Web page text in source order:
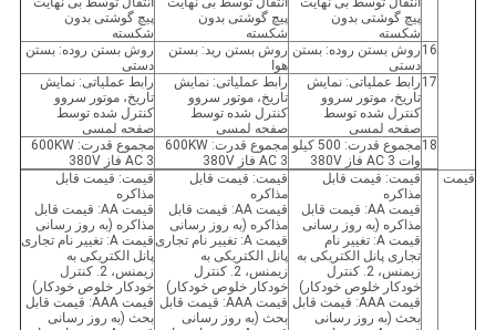
پیچ گوشتی بدون
شکسته
پیچ گوشتی بدون
شکسته
پیچ گوشتی بدون
شکسته
16 روش بستن روده: بستن
دستی
روش بستن رید: بستن
هوا
روش بستن روده: بستن
دستی
17 رابط عملیاتی: نمایش
تاریخ، موتور سروو
کنترل شده توسط
صفحه لمسی
رابط عملیاتی: نمایش
تاریخ، موتور سروو
کنترل شده توسط
صفحه لمسی
رابط عملیاتی: نمایش
تاریخ، موتور سروو
کنترل شده توسط
صفحه لمسی
18
مجموع قدرت: 500 کیلو
وات AC 3 فاز 380V
مجموع قدرت: 600KW
AC 3 فاز 380V
مجموع قدرت: 600KW
AC 3 فاز 380V
قیمت
قیمت: قیمت قابل
مذاکره
قیمت AA: قیمت قابل
مذاکره (به روز رسانی
قیمت A: تغییر نام
تجاری پانل الکتریکی به
زیمنس، 2. کنترل
خودکار خلوص خودکار)
قیمت AAA: قیمت قابل
بحث (به روز رسانی
قیمت: قیمت قابل
مذاکره
قیمت AA: قیمت قابل
مذاکره (به روز رسانی
قیمت A: تغییر نام تجاری
پانل الکتریکی به
زیمنس، 2. کنترل
خودکار خلوص خودکار)
قیمت AAA: قیمت قابل
بحث (به روز رسانی
قیمت: قیمت قابل
مذاکره
قیمت AA: قیمت قابل
مذاکره (به روز رسانی
قیمت A: تغییر نام تجاری
پانل الکتریکی به
زیمنس، 2. کنترل
خودکار خلوص خودکار)
قیمت AAA: قیمت قابل
بحث (به روز رسانی